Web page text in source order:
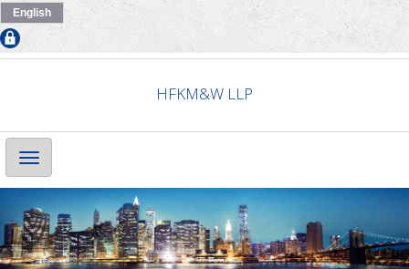
English
HFKM&W LLP
Main
Navigation